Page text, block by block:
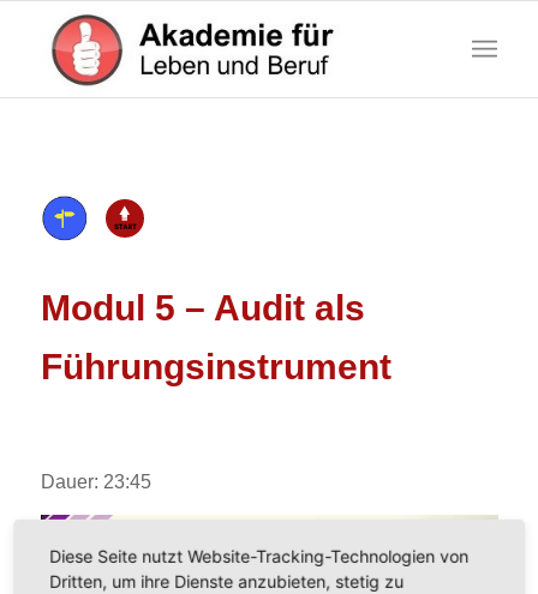
Modul 5 – Audit als
Führungsinstrument
Dauer: 23:45
Diese Seite nutzt Website-Tracking-Technologien von
Dritten, um ihre Dienste anzubieten, stetig zu